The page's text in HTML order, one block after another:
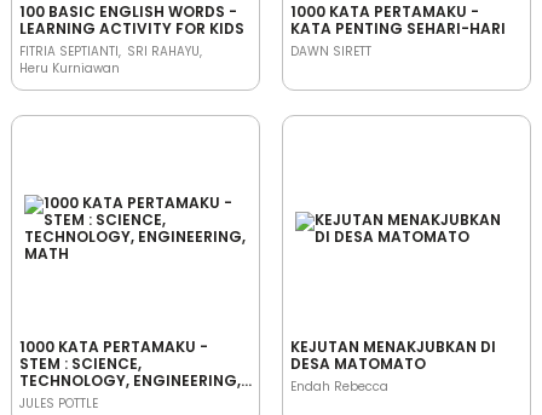
100 BASIC ENGLISH WORDS -
LEARNING ACTIVITY FOR KIDS
FITRIA SEPTIANTI SRI RAHAYU
Heru Kurniawan
1000 KATA PERTAMAKU -
KATA PENTING SEHARI-HARI
DAWN SIRETT
1000 KATA PERTAMAKU -
STEM : SCIENCE,
TECHNOLOGY, ENGINEERING,
MATH
JULES POTTLE
KEJUTAN MENAKJUBKAN DI
DESA MATOMATO
Endah Rebecca